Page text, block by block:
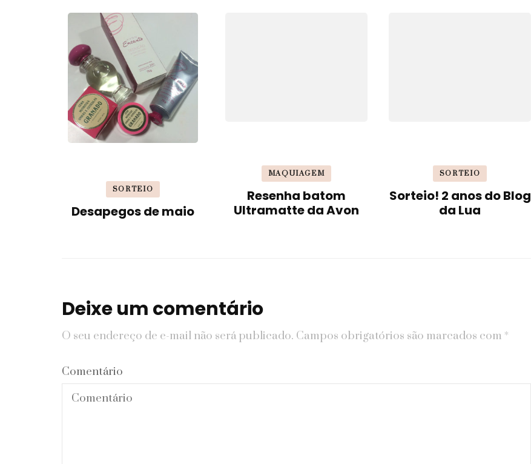
SORTEIO
Desapegos de maio
MAQUIAGEM
Resenha batom
Ultramatte da Avon
SORTEIO
Sorteio! 2 anos do Blog
da Lua
Deixe um comentário
O seu endereço de e-mail não será publicado. Campos obrigatórios são marcados com *
Comentário